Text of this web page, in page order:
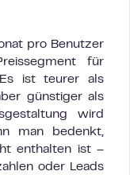
pro Benutzer
für
Es ist teurer als
günstiger als
wird
man bedenkt,
enthalten ist –
oder Leads